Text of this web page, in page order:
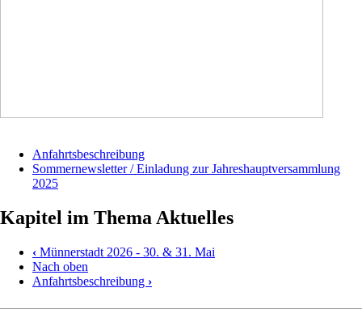
Anfahrtsbeschreibung
Sommernewsletter / Einladung zur Jahreshauptversammlung
2025
Kapitel im Thema Aktuelles
‹ Münnerstadt 2026 - 30. & 31. Mai
Nach oben
Anfahrtsbeschreibung ›